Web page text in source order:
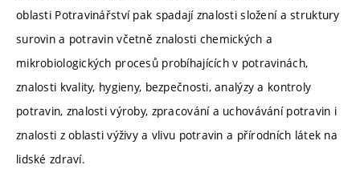
oblasti Potravinářství pak spadají znalosti složení a struktury
surovin a potravin včetně znalosti chemických a
mikrobiologických procesů probíhajících v potravinách,
znalosti kvality, hygieny, bezpečnosti, analýzy a kontroly
potravin, znalosti výroby, zpracování a uchovávání potravin i
znalosti z oblasti výživy a vlivu potravin a přírodních látek na
lidské zdraví.